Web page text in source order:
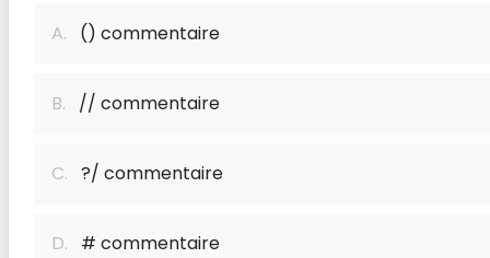
A. () commentaire
B. // commentaire
C. ?/ commentaire
D. # commentaire